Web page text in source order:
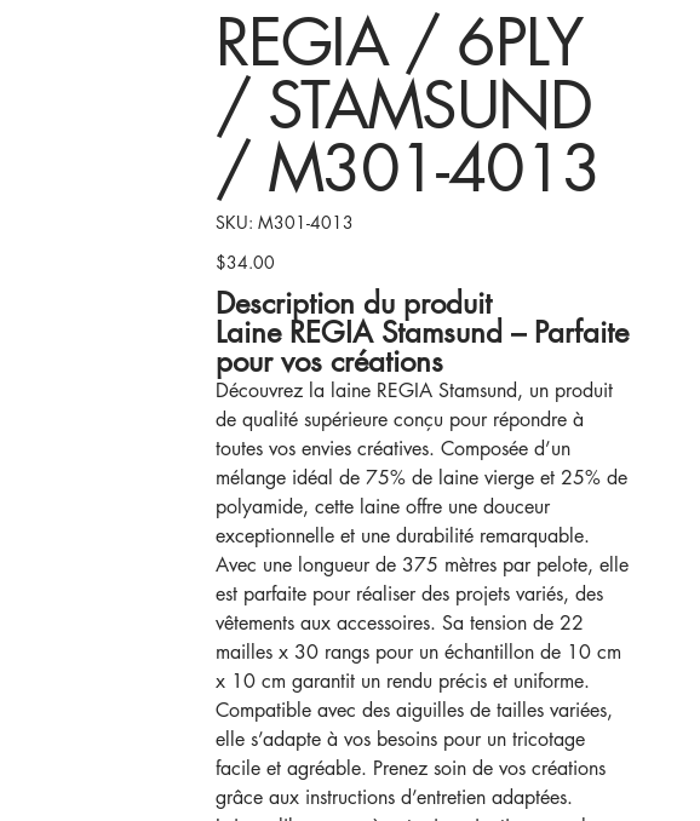
REGIA / 6PLY
/ STAMSUND
/ M301-4013
SKU: SKU
M301-
M301-4013
Price
$34.00
Description du produit
Laine REGIA Stamsund – Parfaite
pour vos créations
Découvrez la laine REGIA Stamsund, un produit
de qualité supérieure conçu pour répondre à
toutes vos envies créatives. Composée d’un
mélange idéal de 75% de laine vierge et 25% de
polyamide, cette laine offre une douceur
exceptionnelle et une durabilité remarquable.
Avec une longueur de 375 mètres par pelote, elle
est parfaite pour réaliser des projets variés, des
vêtements aux accessoires. Sa tension de 22
mailles x 30 rangs pour un échantillon de 10 cm
x 10 cm garantit un rendu précis et uniforme.
Compatible avec des aiguilles de tailles variées,
elle s’adapte à vos besoins pour un tricotage
facile et agréable. Prenez soin de vos créations
grâce aux instructions d’entretien adaptées.